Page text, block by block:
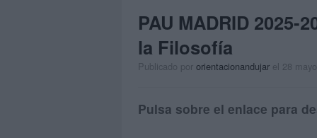
PAU MADRID 2025-
la Filosofía
Publicado por orientacionandujar el 28
Pulsa sobre el enlace para